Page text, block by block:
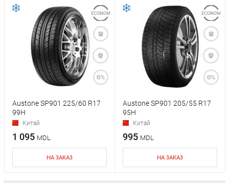
Austone SP901 225/60 R17
99H
Китай
1 095 MDL
НА ЗАКАЗ
Austone SP901 205/55 R17
95H
Китай
995 MDL
НА ЗАКАЗ